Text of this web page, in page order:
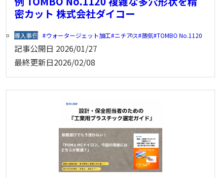
密カット 株式会社ダイコー
導入事例 ウォータージェット加工 ニチアス 蒸気 TOMBO No.1120
記事公開日 2026/01/27
最終更新日2026/02/08